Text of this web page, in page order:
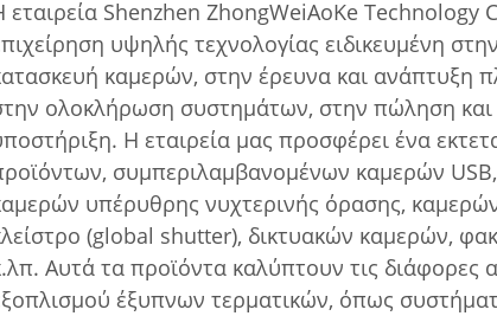
εταιρεία Shenzhen ZhongWeiAoKe Technology
υψηλής τεχνολογίας ειδικευμένη
καμερών, στην έρευνα και ανάπτυξη
ολοκλήρωση συστημάτων, στην πώληση και
Η εταιρεία μας προσφέρει ένα
συμπεριλαμβανομένων καμερών
υπέρυθρης νυχτερινής όρασης,
(global shutter), δικτυακών καμερών,
Αυτά τα προϊόντα καλύπτουν τις διάφορες
έξυπνων τερματικών, όπως